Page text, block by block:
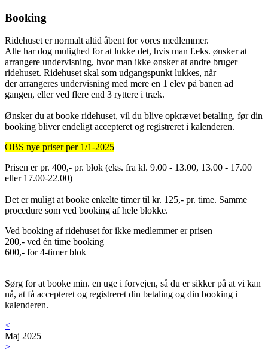
Booking
Ridehuset er normalt altid åbent for vores medlemmer.
Alle har dog mulighed for at lukke det, hvis man f.eks. ønsker at
arrangere undervisning, hvor man ikke ønsker at andre bruger
ridehuset. Ridehuset skal som udgangspunkt lukkes, når
der arrangeres undervisning med mere en 1 elev på banen ad
gangen, eller ved flere end 3 ryttere i træk.
Ønsker du at booke ridehuset, vil du blive opkrævet betaling, før din
booking bliver endeligt accepteret og registreret i kalenderen.
OBS nye priser per 1/1-2025
Prisen er pr. 400,- pr. blok (eks. fra kl. 9.00 - 13.00, 13.00 - 17.00
eller 17.00-22.00)
Det er muligt at booke enkelte timer til kr. 125,- pr. time. Samme
procedure som ved booking af hele blokke.
Ved booking af ridehuset for ikke medlemmer er prisen
200,- ved én time booking
600,- for 4-timer blok
Sørg for at booke min. en uge i forvejen, så du er sikker på at vi kan
nå, at få accepteret og registreret din betaling og din booking i
kalenderen.
<
Maj 2025
>